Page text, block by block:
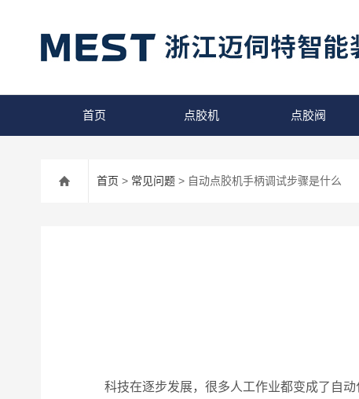
首页 点胶机 点胶阀
首页 > 常见问题 > 自动点胶机手柄调试步骤是什么
科技在逐步发展，很多人工作业都变成了自